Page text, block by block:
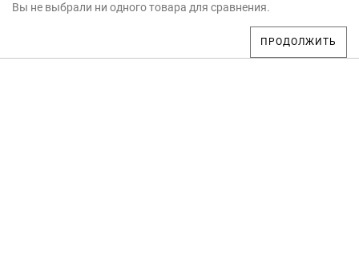
Вы не выбрали ни одного товара для сравнения.
ПРОДОЛЖИТЬ